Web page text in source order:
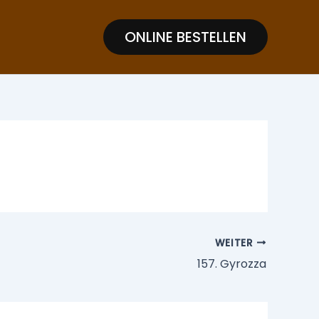
ONLINE BESTELLEN
WEITER
157. Gyrozza